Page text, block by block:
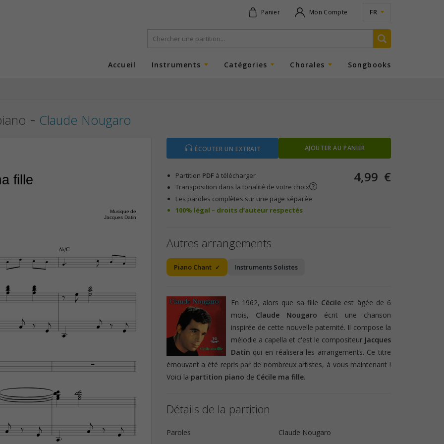
Panier Mon Compte FR
Accueil Instruments Catégories Chorales Songbooks
- Claude Nougaro
fille
Musique de
Jacques Datin
A¨/C

     
  


 

  




  
   


 


  
   
ÉCOUTER UN EXTRAIT AJOUTER AU PANIER
Partition PDF à télécharger
Transposition dans la tonalité de votre choix
Les paroles complètes sur une page séparée
100% légal – droits d’auteur respectés
4,99 €
Autres arrangements
Piano Chant Instruments Solistes
En 1962, alors que sa fille Cécile est âgée de 6
mois, Claude Nougaro écrit une chanson
inspirée de cette nouvelle paternité. Il compose la
mélodie a capella et c'est le compositeur Jacques
Datin qui en réalisera les arrangements. Ce titre
émouvant a été repris par de nombreux artistes, à vous maintenant !
Voici la partition piano de Cécile ma fille.
Détails de la partition
Paroles
Claude Nougaro